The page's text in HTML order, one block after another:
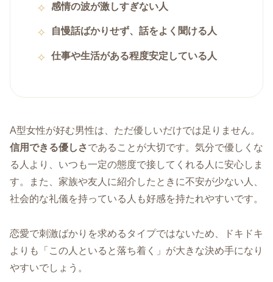
感情の波が激しすぎない人
自慢話ばかりせず、話をよく聞ける人
仕事や生活がある程度安定している人
A型女性が好む男性は、ただ優しいだけでは足りません。
信用できる優しさであることが大切です。気分で優しくな
る人より、いつも一定の態度で接してくれる人に安心しま
す。また、家族や友人に紹介したときに不安が少ない人、
社会的な礼儀を持っている人も好感を持たれやすいです。
恋愛で刺激ばかりを求めるタイプではないため、ドキドキ
よりも「この人といると落ち着く」が大きな決め手になり
やすいでしょう。